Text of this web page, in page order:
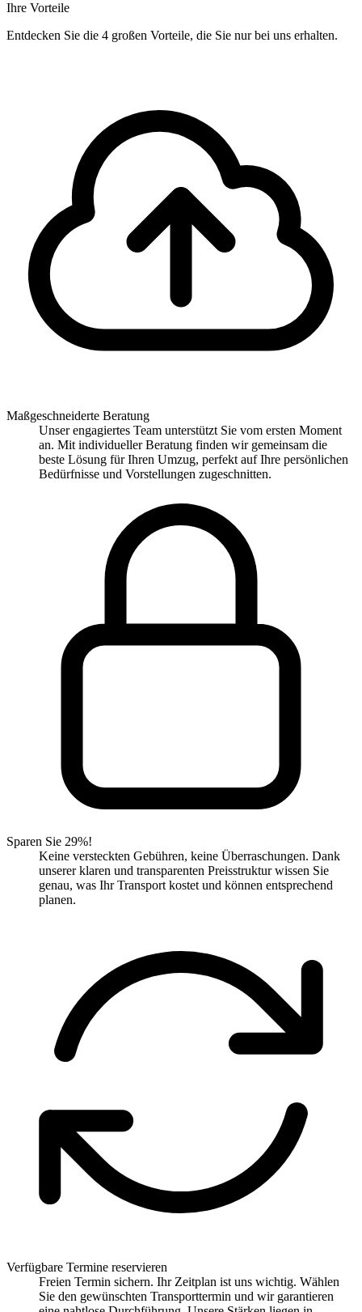
Ihre Vorteile
Entdecken Sie die 4 großen Vorteile, die Sie nur bei uns erhalten.
Maßgeschneiderte Beratung
Unser engagiertes Team unterstützt Sie vom ersten Moment
an. Mit individueller Beratung finden wir gemeinsam die
beste Lösung für Ihren Umzug, perfekt auf Ihre persönlichen
Bedürfnisse und Vorstellungen zugeschnitten.
Sparen Sie 29%!
Keine versteckten Gebühren, keine Überraschungen. Dank
unserer klaren und transparenten Preisstruktur wissen Sie
genau, was Ihr Transport kostet und können entsprechend
planen.
Verfügbare Termine reservieren
Freien Termin sichern. Ihr Zeitplan ist uns wichtig. Wählen
Sie den gewünschten Transporttermin und wir garantieren